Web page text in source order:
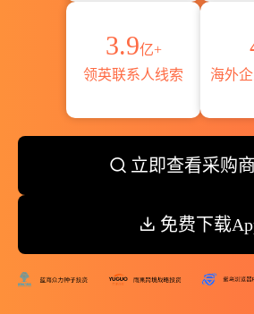
3.9亿+
领英联系人线索
海外
立即查看采购
免费下载